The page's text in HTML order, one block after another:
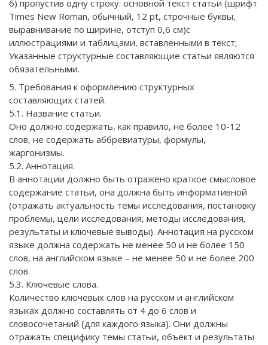
6) пропустив одну строку: основной текст статьи (шрифт
Times New Roman, обычный, 12 pt, строчные буквы,
выравнивание по ширине, отступ 0,6 см)с
иллюстрациями и таблицами, вставленными в текст;
Указанные структурные составляющие статьи являются
обязательными.
5. Требования к оформлению структурных
составляющих статей.
5.1. Название статьи.
Оно должно содержать, как правило, не более 10-12
слов, не содержать аббревиатуры, формулы,
жаргонизмы.
5.2. Аннотация.
В аннотации должно быть отражено краткое смысловое
содержание статьи, она должна быть информативной
(отражать актуальность темы исследования, постановку
проблемы, цели исследования, методы исследования,
результаты и ключевые выводы). Аннотация на русском
языке должна содержать не менее 50 и не более 150
слов, на английском языке – не менее 50 и не более 200
слов.
5.3. Ключевые слова.
Количество ключевых слов на русском и английском
языках должно составлять от 4 до 6 слов и
словосочетаний (для каждого языка). Они должны
отражать специфику темы статьи, объект и результаты